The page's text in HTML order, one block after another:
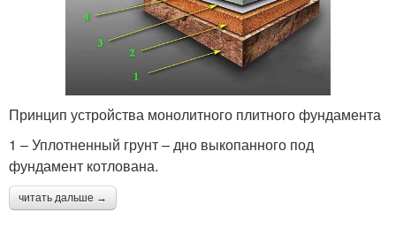
Принцип устройства монолитного плитного фундамента
1 – Уплотненный грунт – дно выкопанного под
фундамент котлована.
читать дальше →